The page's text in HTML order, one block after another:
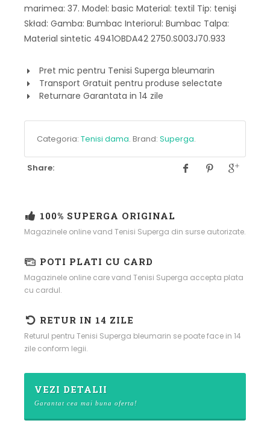
marimea: 37. Model: basic Material: textil Tip: tenişi
Skład: Gamba: Bumbac Interiorul: Bumbac Talpa:
Material sintetic 4941OBDA42 2750.S003J70.933
Pret mic pentru Tenisi Superga bleumarin
Transport Gratuit pentru produse selectate
Returnare Garantata in 14 zile
Categoria: Tenisi dama. Brand: Superga.
Share:
100% SUPERGA ORIGINAL
Magazinele online vand Tenisi Superga din surse autorizate.
POTI PLATI CU CARD
Magazinele online care vand Tenisi Superga accepta plata
cu cardul.
RETUR IN 14 ZILE
Returul pentru Tenisi Superga bleumarin se poate face in 14
zile conform legii.
VEZI DETALII
Garantat cea mai buna oferta!